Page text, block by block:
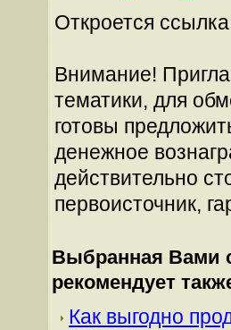
Откроется
Внимание!
тематики, для
готовы
денежное
действительно
первоисточник,
Выбранная Вами
рекомендует
Как выгодно